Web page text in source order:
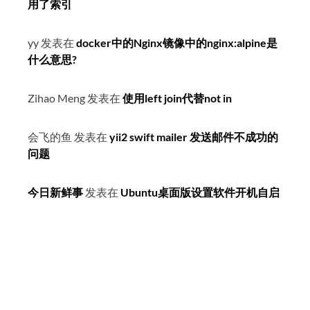
用了索引
yy 发表在 docker中的Nginx镜像中的nginx:alpine是
什么意思?
Zihao Meng 发表在 使用left join代替not in
会飞的鱼 发表在 yii2 swift mailer 发送邮件不成功的
问题
今日新鲜事 发表在 Ubuntu桌面版设置软件开机自启